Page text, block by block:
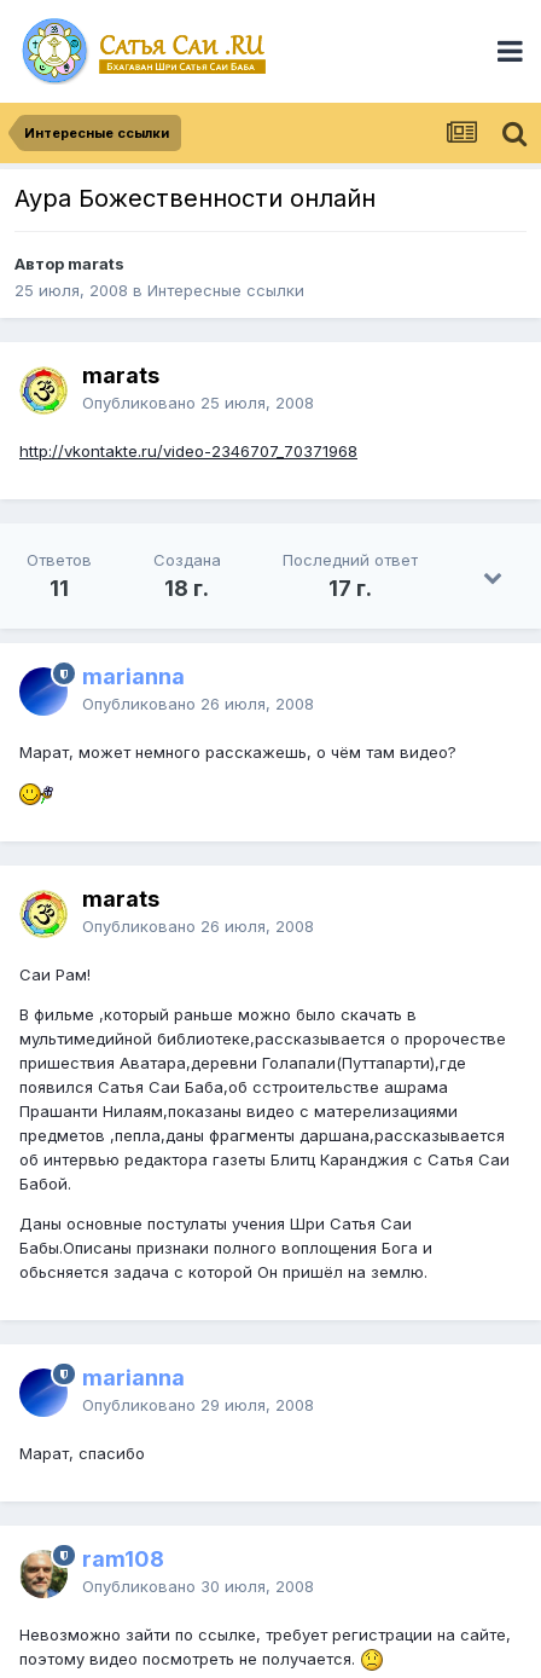
Интересные ссылки
Аура Божественности онлайн
Автор marats
25 июля, 2008 в Интересные ссылки
marats
Опубликовано 25 июля, 2008
http://vkontakte.ru/video-2346707_70371968
Ответов
11
Создана
18 г.
Последний ответ
17 г.
marianna
Опубликовано 26 июля, 2008
Марат, может немного расскажешь, о чём там видео?
marats
Опубликовано 26 июля, 2008
Саи Рам!
В фильме ,который раньше можно было скачать в
мультимедийной библиотеке,рассказывается о пророчестве
пришествия Аватара,деревни Голапали(Путтапарти),где
появился Сатья Саи Баба,об сстроительстве ашрама
Прашанти Нилаям,показаны видео с матерелизациями
предметов ,пепла,даны фрагменты даршана,рассказывается
об интервью редактора газеты Блитц Каранджия с Сатья Саи
Бабой.
Даны основные постулаты учения Шри Сатья Саи
Бабы.Описаны признаки полного воплощения Бога и
обьсняется задача с которой Он пришёл на землю.
marianna
Опубликовано 29 июля, 2008
Марат, спасибо
ram108
Опубликовано 30 июля, 2008
Невозможно зайти по ссылке, требует регистрации на сайте,
поэтому видео посмотреть не получается.